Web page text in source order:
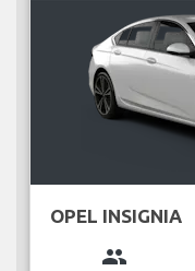
OPEL INSIGNIA
group